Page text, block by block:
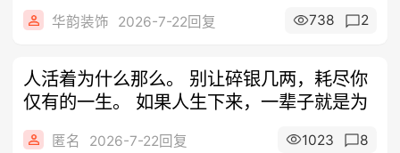
华韵装饰 2026-7-22回复 738 2
人活着为什么那么。 别让碎银几两，耗尽你
仅有的一生。 如果人生下来，一辈子就是为
匿名 2026-7-22回复 1023 8